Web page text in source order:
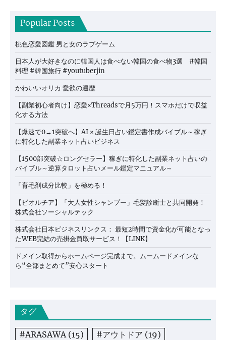
Popular Posts
桃色恋愛図鑑 男と女のラブゲーム
日本人が大好きなのに韓国人は食べない韓国の食べ物3選 #韓国
料理 #韓国旅行 #youtuberjin
かわいいオリカ 愛欲の遍歴
【副業初心者向け】恋愛×Threadsで月5万円！スマホだけで収益
化する方法
【爆速で0→1突破へ】AI × 誕生日占い鑑定書作成バイブル～稼ぎ
に特化した副業ネット占いビジネス
【1500部突破☆ロングセラー】稼ぎに特化した副業ネット占いの
バイブル～逆算タロット占いメール鑑定マニュアル～
「育毛剤成分比較」を極める！
【ビオルチア】「大人女性シャンプー」毛髪診断士と共同開発！
株式会社ソーシャルテック
株式会社日本ビジネスリンクス： 最短2時間で資金化が可能となっ
たWEB完結の売掛金買取サービス！【LINK】
ドメイン取得からホームページ完成まで。ムームードメインな
ら“全部まとめて”安心スタート
タグ
#ARASAWA (15) #アウトドア (19)